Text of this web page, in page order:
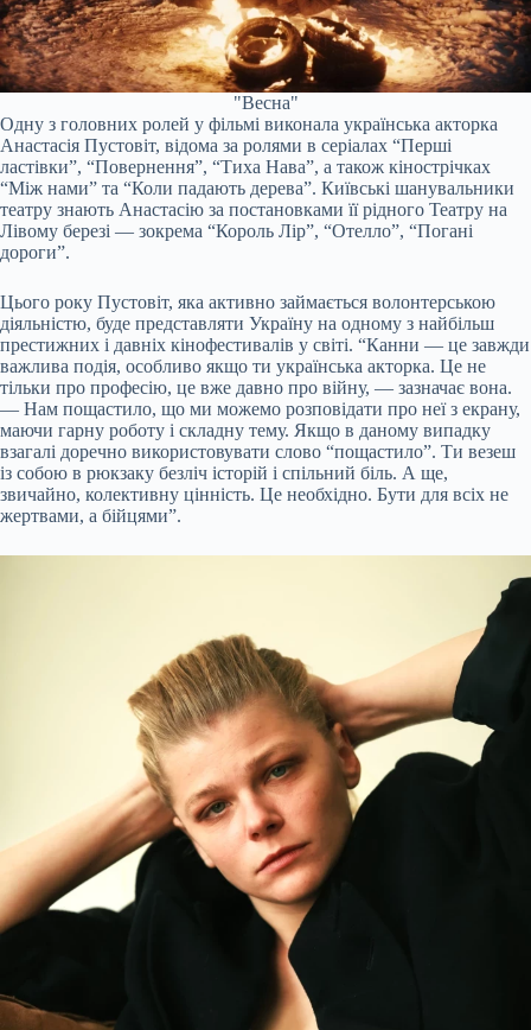
"Весна"
Одну з головних ролей у фільмі виконала українська акторка
Анастасія Пустовіт, відома за ролями в серіалах “Перші
ластівки”, “Повернення”, “Тиха Нава”, а також кінострічках
“Між нами” та “Коли падають дерева”. Київські шанувальники
театру знають Анастасію за постановками її рідного Театру на
Лівому березі — зокрема “Король Лір”, “Отелло”, “Погані
дороги”.
Цього року Пустовіт, яка активно займається волонтерською
діяльністю, буде представляти Україну на одному з найбільш
престижних і давніх кінофестивалів у світі. “Канни — це завжди
важлива подія, особливо якщо ти українська акторка. Це не
тільки про професію, це вже давно про війну, — зазначає вона.
— Нам пощастило, що ми можемо розповідати про неї з екрану,
маючи гарну роботу і складну тему. Якщо в даному випадку
взагалі доречно використовувати слово “пощастило”. Ти везеш
із собою в рюкзаку безліч історій і спільний біль. А ще,
звичайно, колективну цінність. Це необхідно. Бути для всіх не
жертвами, а бійцями”.